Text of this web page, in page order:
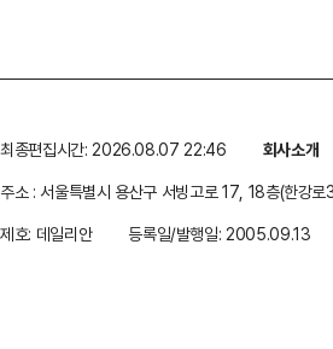
최종편집시간: 2026.08.07 22:46 회사소개
주소 : 서울특별시 용산구 서빙고로 17, 18층(한강
제호: 데일리안
등록일/발행일: 2005.09.13